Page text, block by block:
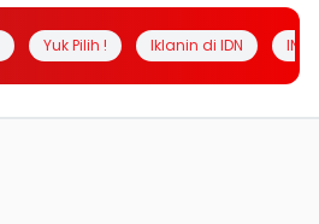
Yuk Pilih ! Iklanin di IDN